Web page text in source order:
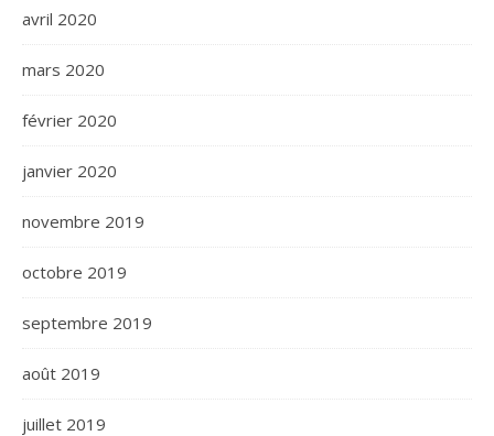
avril 2020
mars 2020
février 2020
janvier 2020
novembre 2019
octobre 2019
septembre 2019
août 2019
juillet 2019